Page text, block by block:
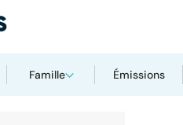
Famille Émissions